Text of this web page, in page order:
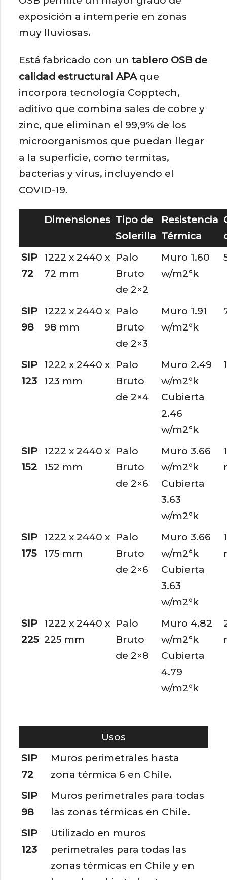
exposición a intemperie en zonas
muy lluviosas.
Está fabricado con untablero OSB de
calidad estructural APAque
incorpora tecnología Copptech,
aditivo que combina sales de cobre y
zinc, que eliminan el 99,9% de los
microorganismos que puedan llegar
a la superficie, como termitas,
bacterias y virus, incluyendo el
COVID-19.
Dimensiones Tipo de
Solerilla
Resistencia
Térmica
SIP
72
1222 x 2440 x
72 mm
Palo
Bruto
de 2×2
Muro 1.60
w/m2°k
SIP
98
1222 x 2440 x
98 mm
Palo
Bruto
de 2×3
Muro 1.91
w/m2°k
SIP
123
1222 x 2440 x
123 mm
Palo
Bruto
de 2×4
Muro 2.49
w/m2°k
Cubierta
2.46
w/m2°k
SIP
152
1222 x 2440 x
152 mm
Palo
Bruto
de 2×6
Muro 3.66
w/m2°k
Cubierta
3.63
w/m2°k
SIP
175
1222 x 2440 x
175 mm
Palo
Bruto
de 2×6
Muro 3.66
w/m2°k
Cubierta
3.63
w/m2°k
SIP
225
1222 x 2440 x
225 mm
Palo
Bruto
de 2×8
Muro 4.82
w/m2°k
Cubierta
4.79
w/m2°k
Usos
SIP
72
Muros perimetrales hasta
zona térmica 6 en Chile.
SIP
98
Muros perimetrales para todas
las zonas térmicas en Chile.
SIP
123
Utilizado en muros
perimetrales para todas las
zonas térmicas en Chile y en